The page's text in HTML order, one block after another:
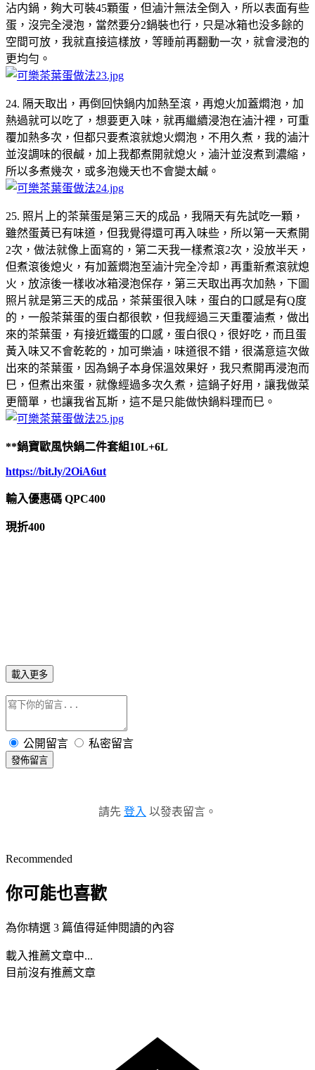
沾内鍋，夠大可裝45顆蛋，但滷汁無法全倒入，所以表面有些
蛋，沒完全浸泡，當然要分2鍋裝也行，只是冰箱也没多餘的
空間可放，我就直接這樣放，等睡前再翻動一次，就會浸泡的
更均勻。
24. 隔天取出，再倒回快鍋内加熱至滾，再熄火加蓋燜泡，加
熱過就可以吃了，想要更入味，就再繼續浸泡在滷汁裡，可重
覆加熱多次，但都只要煮滾就熄火燜泡，不用久煮，我的滷汁
並沒調味的很鹹，加上我都煮開就熄火，滷汁並沒煮到濃縮，
所以多煮幾次，或多泡幾天也不會變太鹹。
25. 照片上的茶葉蛋是第三天的成品，我隔天有先試吃一顆，
雖然蛋黃已有味道，但我覺得還可再入味些，所以第一天煮開
2次，做法就像上面寫的，第二天我一樣煮滾2次，没放半天，
但煮滾後熄火，有加蓋燜泡至滷汁完全冷却，再重新煮滾就熄
火，放涼後一樣收冰箱浸泡保存，第三天取出再次加熱，下圖
照片就是第三天的成品，茶葉蛋很入味，蛋白的口感是有Q度
的，一般茶葉蛋的蛋白都很軟，但我經過三天重覆滷煮，做出
來的茶葉蛋，有接近鐵蛋的口感，蛋白很Q，很好吃，而且蛋
黃入味又不會乾乾的，加可樂滷，味道很不錯，很滿意這次做
出來的茶葉蛋，因為鍋子本身保溫效果好，我只煮開再浸泡而
巳，但煮出來蛋，就像經過多次久煮，這鍋子好用，讓我做菜
更簡單，也讓我省瓦斯，這不是只能做快鍋料理而巳。
**鍋寶歐風快鍋二件套組10L+6L
https://bit.ly/2OiA6ut
輸入優惠碼 QPC400
現折400
載入更多
公開留言 私密留言
發佈留言
請先 登入 以發表留言。
Recommended
你可能也喜歡
為你精選 3 篇值得延伸閱讀的內容
載入推薦文章中...
目前沒有推薦文章